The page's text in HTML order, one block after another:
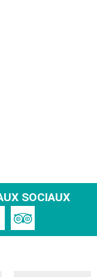
SOCIAUX